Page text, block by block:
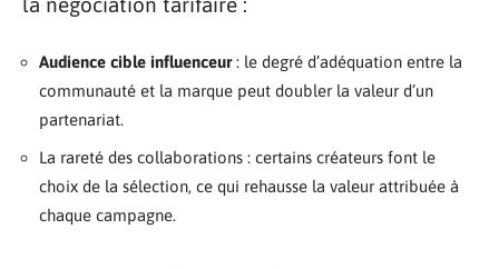
Audience cible influenceur: le degré d’adéquation entre la
communauté et la marque peut doubler la valeur d’un
partenariat.
La rareté des collaborations : certains créateurs font le
choix de la sélection, ce qui rehausse la valeur attribuée à
chaque campagne.